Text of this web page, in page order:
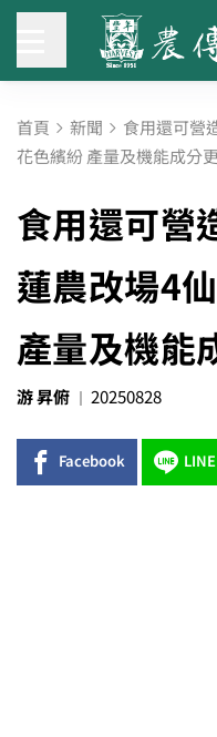
首頁 新聞 食用還可營
花色繽紛 產量及機能成分
食用還可
蓮農改場4
產量及機
游 昇俯 20250828
Facebook LINE